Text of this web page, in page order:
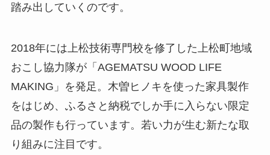
踏み出していくのです。
2018年には上松技術専門校を修了した上松町地域
おこし協力隊が「AGEMATSU WOOD LIFE
MAKING」を発足。木曽ヒノキを使った家具製作
をはじめ、ふるさと納税でしか手に入らない限定
品の製作も行っています。若い力が生む新たな取
り組みに注目です。